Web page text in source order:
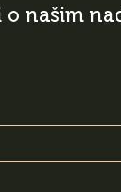
našim